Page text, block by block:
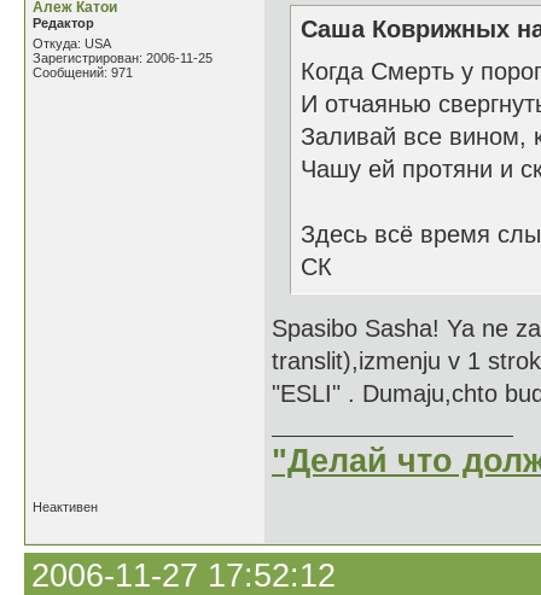
Алеж Катои
Редактор
Откуда: USA
Зарегистрирован: 2006-11-25
Сообщений: 971
Саша Коврижных
Когда Смерть у
И отчаянью
Заливай все вином,
Чашу ей протяни и
Здесь всё время
СК
Spasibo Sasha! Ya ne
translit),izmenju v 1
"ESLI" . Dumaju,chto
"Делай что
Неактивен
2006-11-27 17:52:12